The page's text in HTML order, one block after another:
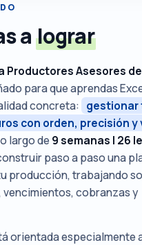
a lograr
Productores Asesores
para que aprendas
concreta: gestionar
con orden, precisión y
largo de 9 semanas | 26
paso a paso una
producción, trabajando
cobranzas y
orientada especialmente